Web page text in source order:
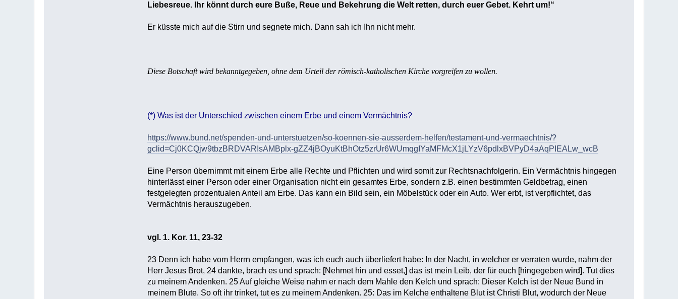
Liebesreue. Ihr könnt durch eure Buße, Reue und Bekehrung die Welt retten, durch euer Gebet. Kehrt um!“
Er küsste mich auf die Stirn und segnete mich. Dann sah ich Ihn nicht mehr.
Diese Botschaft wird bekanntgegeben, ohne dem Urteil der römisch-katholischen Kirche vorgreifen zu wollen.
(*) Was ist der Unterschied zwischen einem Erbe und einem Vermächtnis?
https://www.bund.net/spenden-und-unterstuetzen/so-koennen-sie-ausserdem-helfen/testament-und-vermaechtnis/?
gclid=Cj0KCQjw9tbzBRDVARIsAMBplx-gZZ4jBOyuKtBhOtz5zrUr6WUmqgIYaMFMcX1jLYzV6pdlxBVPyD4aAqPIEALw_wcB
Eine Person übernimmt mit einem Erbe alle Rechte und Pflichten und wird somit zur Rechtsnachfolgerin. Ein Vermächtnis hingegen
hinterlässt einer Person oder einer Organisation nicht ein gesamtes Erbe, sondern z.B. einen bestimmten Geldbetrag, einen
festgelegten prozentualen Anteil am Erbe. Das kann ein Bild sein, ein Möbelstück oder ein Auto. Wer erbt, ist verpflichtet, das
Vermächtnis herauszugeben.
vgl. 1. Kor. 11, 23-32
23 Denn ich habe vom Herrn empfangen, was ich euch auch überliefert habe: In der Nacht, in welcher er verraten wurde, nahm der
Herr Jesus Brot, 24 dankte, brach es und sprach: [Nehmet hin und esset,] das ist mein Leib, der für euch [hingegeben wird]. Tut dies
zu meinem Andenken. 25 Auf gleiche Weise nahm er nach dem Mahle den Kelch und sprach: Dieser Kelch ist der Neue Bund in
meinem Blute. So oft ihr trinket, tut es zu meinem Andenken. 25: Das im Kelche enthaltene Blut ist Christi Blut, wodurch der Neue